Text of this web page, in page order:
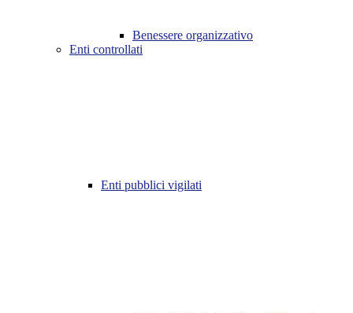
Benessere organizzativo
Enti controllati
Enti pubblici vigilati